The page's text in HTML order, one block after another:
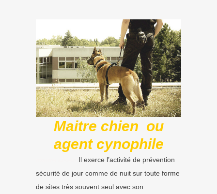
Maitre chien ou
agent cynophile
Il exerce l’activité de prévention
sécurité de jour comme de nuit sur toute forme
de sites très souvent seul avec son